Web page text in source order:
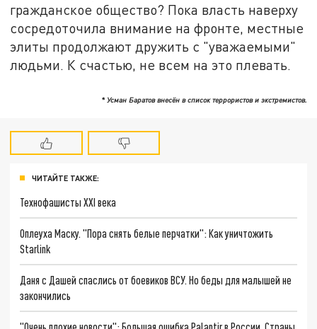
гражданское общество? Пока власть наверху
сосредоточила внимание на фронте, местные
элиты продолжают дружить с "уважаемыми"
людьми. К счастью, не всем на это плевать.
* Усман Баратов внесён в список террористов и экстремистов.
ЧИТАЙТЕ ТАКЖЕ:
Технофашисты XXI века
Оплеуха Маску. "Пора снять белые перчатки": Как уничтожить
Starlink
Даня с Дашей спаслись от боевиков ВСУ. Но беды для малышей не
закончились
"Очень плохие новости": Большая ошибка Palantir в России. Страны